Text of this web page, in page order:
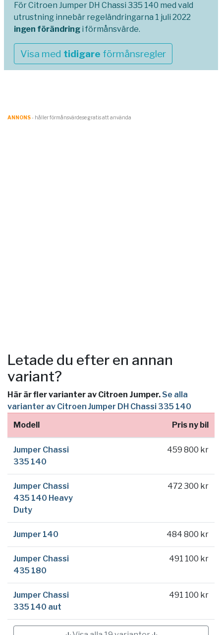
För Citroen Jumper DH Chassi 335 140 med vald
utrustning innebär regeländringarna 1 juli 2022
ingen förändring i förmånsvärde.
Visa med tidigare förmånsregler
ANNONS- håller förmånsvärde.se gratis att använda
Letade du efter en annan
variant?
Här är fler varianter av Citroen Jumper. Se alla
varianter av Citroen Jumper DH Chassi 335 140
Modell
Pris ny bil
Jumper Chassi
335 140
459 800 kr
Jumper Chassi
435 140 Heavy
Duty
472 300 kr
Jumper 140 484 800 kr
Jumper Chassi
435 180
491 100 kr
Jumper Chassi
335 140 aut
491 100 kr